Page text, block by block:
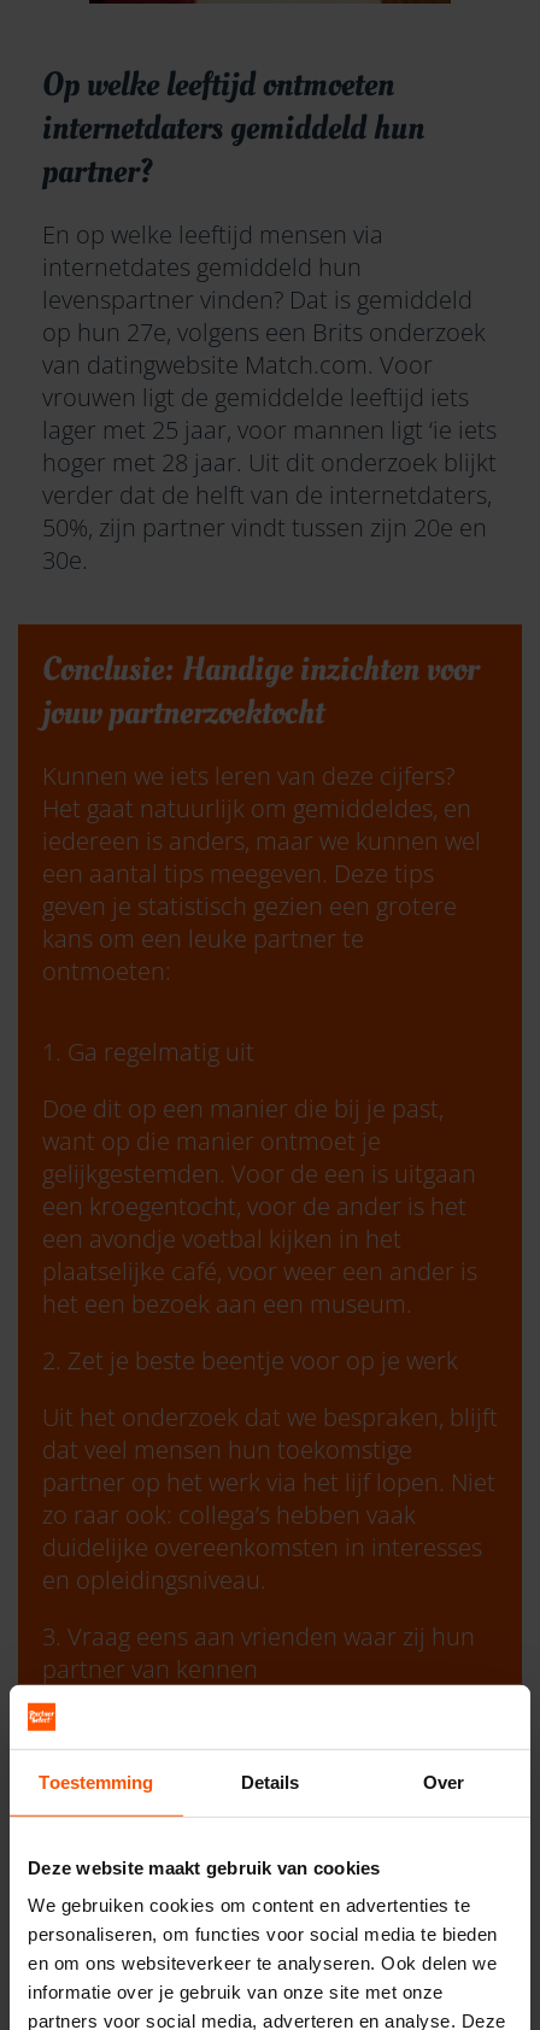
Toestemming Details Over
Deze website maakt gebruik van cookies
We gebruiken cookies om content en advertenties te
personaliseren, om functies voor social media te bieden
en om ons websiteverkeer te analyseren. Ook delen we
informatie over je gebruik van onze site met onze
partners voor social media, adverteren en analyse. Deze
Op welke leeftijd ontmoeten
internetdaters gemiddeld hun
partner?
En op welke leeftijd mensen via
internetdates gemiddeld hun
levenspartner vinden? Dat is gemiddeld
op hun 27e, volgens een Brits onderzoek
van datingwebsite Match.com. Voor
vrouwen ligt de gemiddelde leeftijd iets
lager met 25 jaar, voor mannen ligt ‘ie iets
hoger met 28 jaar. Uit dit onderzoek blijkt
verder dat de helft van de internetdaters,
50%, zijn partner vindt tussen zijn 20e en
30e.
Conclusie: Handige inzichten voor
jouw partnerzoektocht
Kunnen we iets leren van deze cijfers?
Het gaat natuurlijk om gemiddeldes, en
iedereen is anders, maar we kunnen wel
een aantal tips meegeven. Deze tips
geven je statistisch gezien een grotere
kans om een leuke partner te
ontmoeten:
1. Ga regelmatig uit
Doe dit op een manier die bij je past,
want op die manier ontmoet je
gelijkgestemden. Voor de een is uitgaan
een kroegentocht, voor de ander is het
een avondje voetbal kijken in het
plaatselijke café, voor weer een ander is
het een bezoek aan een museum.
2. Zet je beste beentje voor op je werk
Uit het onderzoek dat we bespraken, blijft
dat veel mensen hun toekomstige
partner op het werk via het lijf lopen. Niet
zo raar ook: collega’s hebben vaak
duidelijke overeenkomsten in interesses
en opleidingsniveau.
3. Vraag eens aan vrienden waar zij hun
partner van kennen
Grote kans dat je nieuwe ideeën opdoet.
En, nog een plus: mensen vinden het vaak
leuk om hierover te vertellen. Dat maakt
het voor jou ook weer makkelijker om
eens door te vragen. Als je vrienden
elkaar hebben ontmoet dankzij een
voorstelrondje door wederzijdse
vrienden, reageer dan enthousiast en
vraag gerust eens: kennen jullie, als mijn
vrienden, niet iemand met wie ik een klik